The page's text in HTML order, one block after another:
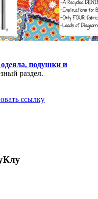
подушки и
раздел.
ссылку